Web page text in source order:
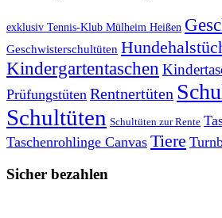
exklusiv Tennis-Klub Mülheim Heißen
Geschwisterschultüten
Kindergartentaschen
Prüfungstüten Rentnertüten
Schultüten Schultüten zur Rente
Taschenrohlinge Canvas Tiere
Sicher bezahlen